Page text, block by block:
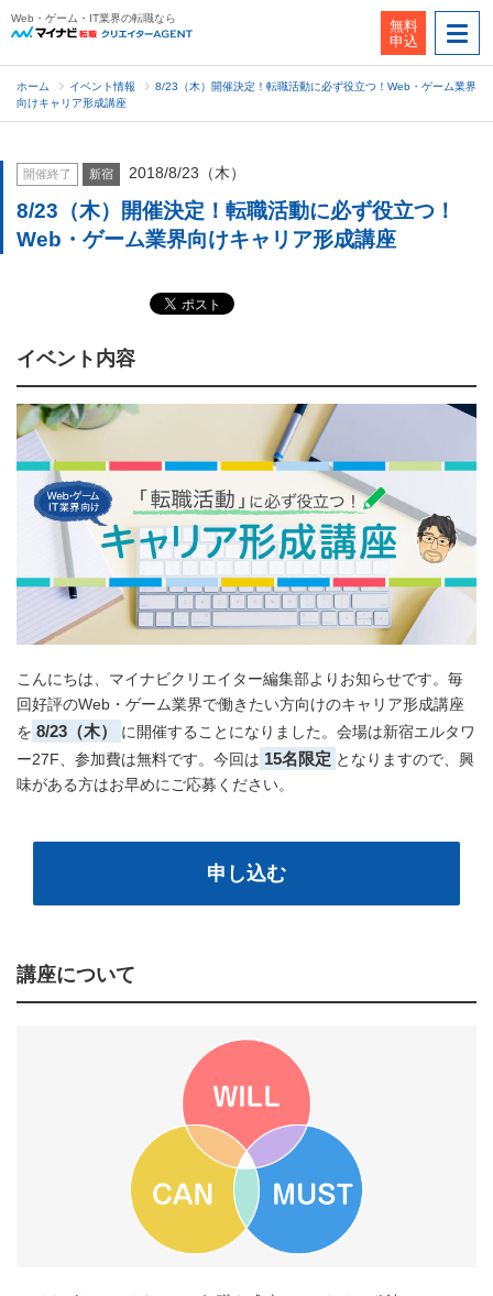
Web・ゲーム・IT業界の転職なら
無料
申込
ホーム イベント情報
8/23（木）開催決定！転職活動に必ず役立つ！Web・ゲーム業界
向けキャリア形成講座
開催終了 新宿 2018/8/23（木）
8/23（木）開催決定！転職活動に必ず役立つ！
Web・ゲーム業界向けキャリア形成講座
イベント内容
こんにちは、マイナビクリエイター編集部よりお知らせです。毎
回好評のWeb・ゲーム業界で働きたい方向けのキャリア形成講座
を 8/23（木）
に開催することになりました。会場は新宿エルタワ
ー27F、参加費は無料です。今回は 15名限定 となりますので、興
味がある方はお早めにご応募ください。
申し込む
講座について